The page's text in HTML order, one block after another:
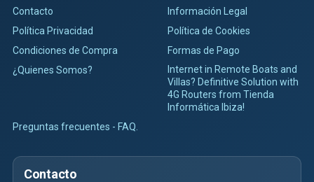
Contacto
Información Legal
Política Privacidad
Política de Cookies
Condiciones de Compra
Formas de Pago
¿Quienes Somos?
Internet in Remote Boats and
Villas? Definitive Solution with
4G Routers from Tienda
Informática Ibiza!
Preguntas frecuentes - FAQ.
Contacto